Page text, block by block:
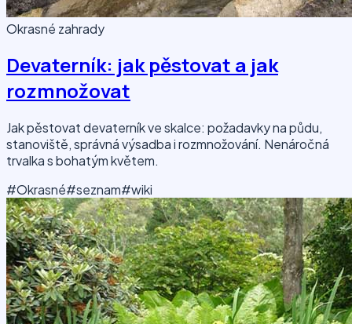
Okrasné zahrady
Devaterník: jak pěstovat a jak
rozmnožovat
Jak pěstovat devaterník ve skalce: požadavky na půdu,
stanoviště, správná výsadba i rozmnožování. Nenáročná
trvalka s bohatým květem.
#Okrasné#seznam#wiki